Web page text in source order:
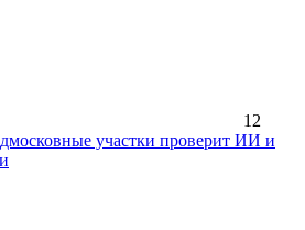
12
участки проверит ИИ и